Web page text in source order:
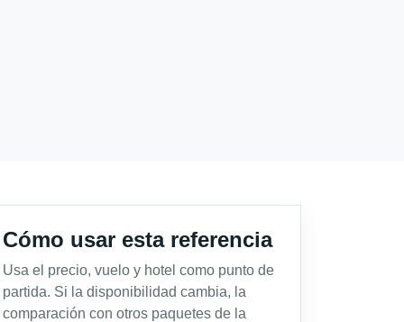
Cómo usar esta referencia
Usa el precio, vuelo y hotel como punto de
partida. Si la disponibilidad cambia, la
comparación con otros paquetes de la